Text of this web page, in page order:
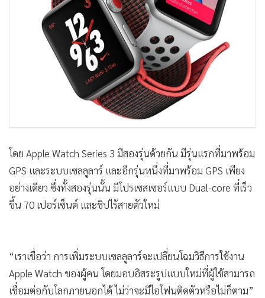
โดย Apple Watch Series 3 มีสองรุ่นด้วยกัน มีรุ่นแรกที่มาพร้อม
GPS และระบบเซลลูลาร์ และอีกรุ่นหนึ่งที่มาพร้อม GPS เพียง
อย่างเดียว ซึ่งทั้งสองรุ่นนั้น มีโปรเซสเซอร์แบบ Dual-core ที่เร็ว
ขึ้น 70 เปอร์เซ็นต์ และชิปไร้สายตัวใหม่
“เราเชื่อว่า การเพิ่มระบบเซลลูลาร์จะเปลี่ยนโฉมวิธีการใช้งาน
Apple Watch ของผู้คน โดยมอบอิสระรูปแบบใหม่ที่ผู้ใช้สามารถ
เชื่อมต่อกับโลกภายนอกได้ ไม่ว่าจะมีไอโฟนติดตัวหรือไม่ก็ตาม”